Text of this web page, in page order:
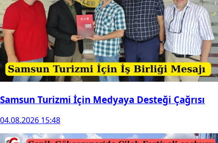
Samsun Turizmi İçin Medyaya Desteği Çağrısı
04.08.2026 15:48